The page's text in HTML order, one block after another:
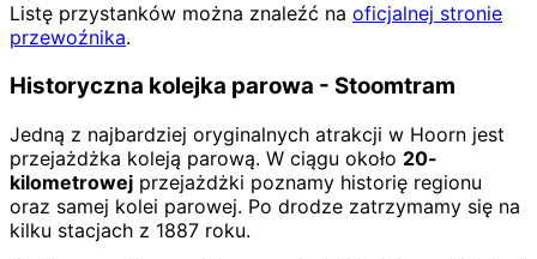
Listę przystanków można znaleźć na oficjalnej stronie
przewoźnika.
Historyczna kolejka parowa - Stoomtram
Jedną z najbardziej oryginalnych atrakcji w Hoorn jest
przejażdżka koleją parową. W ciągu około 20-
kilometrowej przejażdżki poznamy historię regionu
oraz samej kolei parowej. Po drodze zatrzymamy się na
kilku stacjach z 1887 roku.